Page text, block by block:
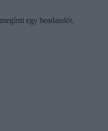
egy beadandót.